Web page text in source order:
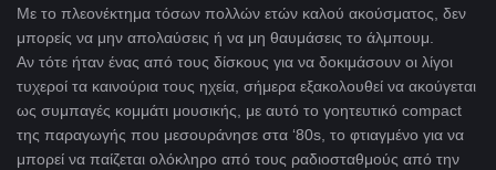
Με το πλεονέκτημα τόσων πολλών ετών καλού ακούσματος, δεν
μπορείς να μην απολαύσεις ή να μη θαυμάσεις το άλμπουμ.
Αν τότε ήταν ένας από τους δίσκους για να δοκιμάσουν οι λίγοι
τυχεροί τα καινούρια τους ηχεία, σήμερα εξακολουθεί να ακούγεται
ως συμπαγές κομμάτι μουσικής, με αυτό το γοητευτικό compact
της παραγωγής που μεσουράνησε στα ‘80s, το φτιαγμένο για να
μπορεί να παίζεται ολόκληρο από τους ραδιοσταθμούς από την